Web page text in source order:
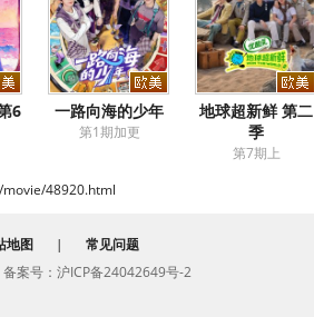
6
一路向海的少年
第1期加更
地球超新鲜 第二
季
第7期上
48920.html
地图 |
常见问题
案号：沪ICP备24042649号-2